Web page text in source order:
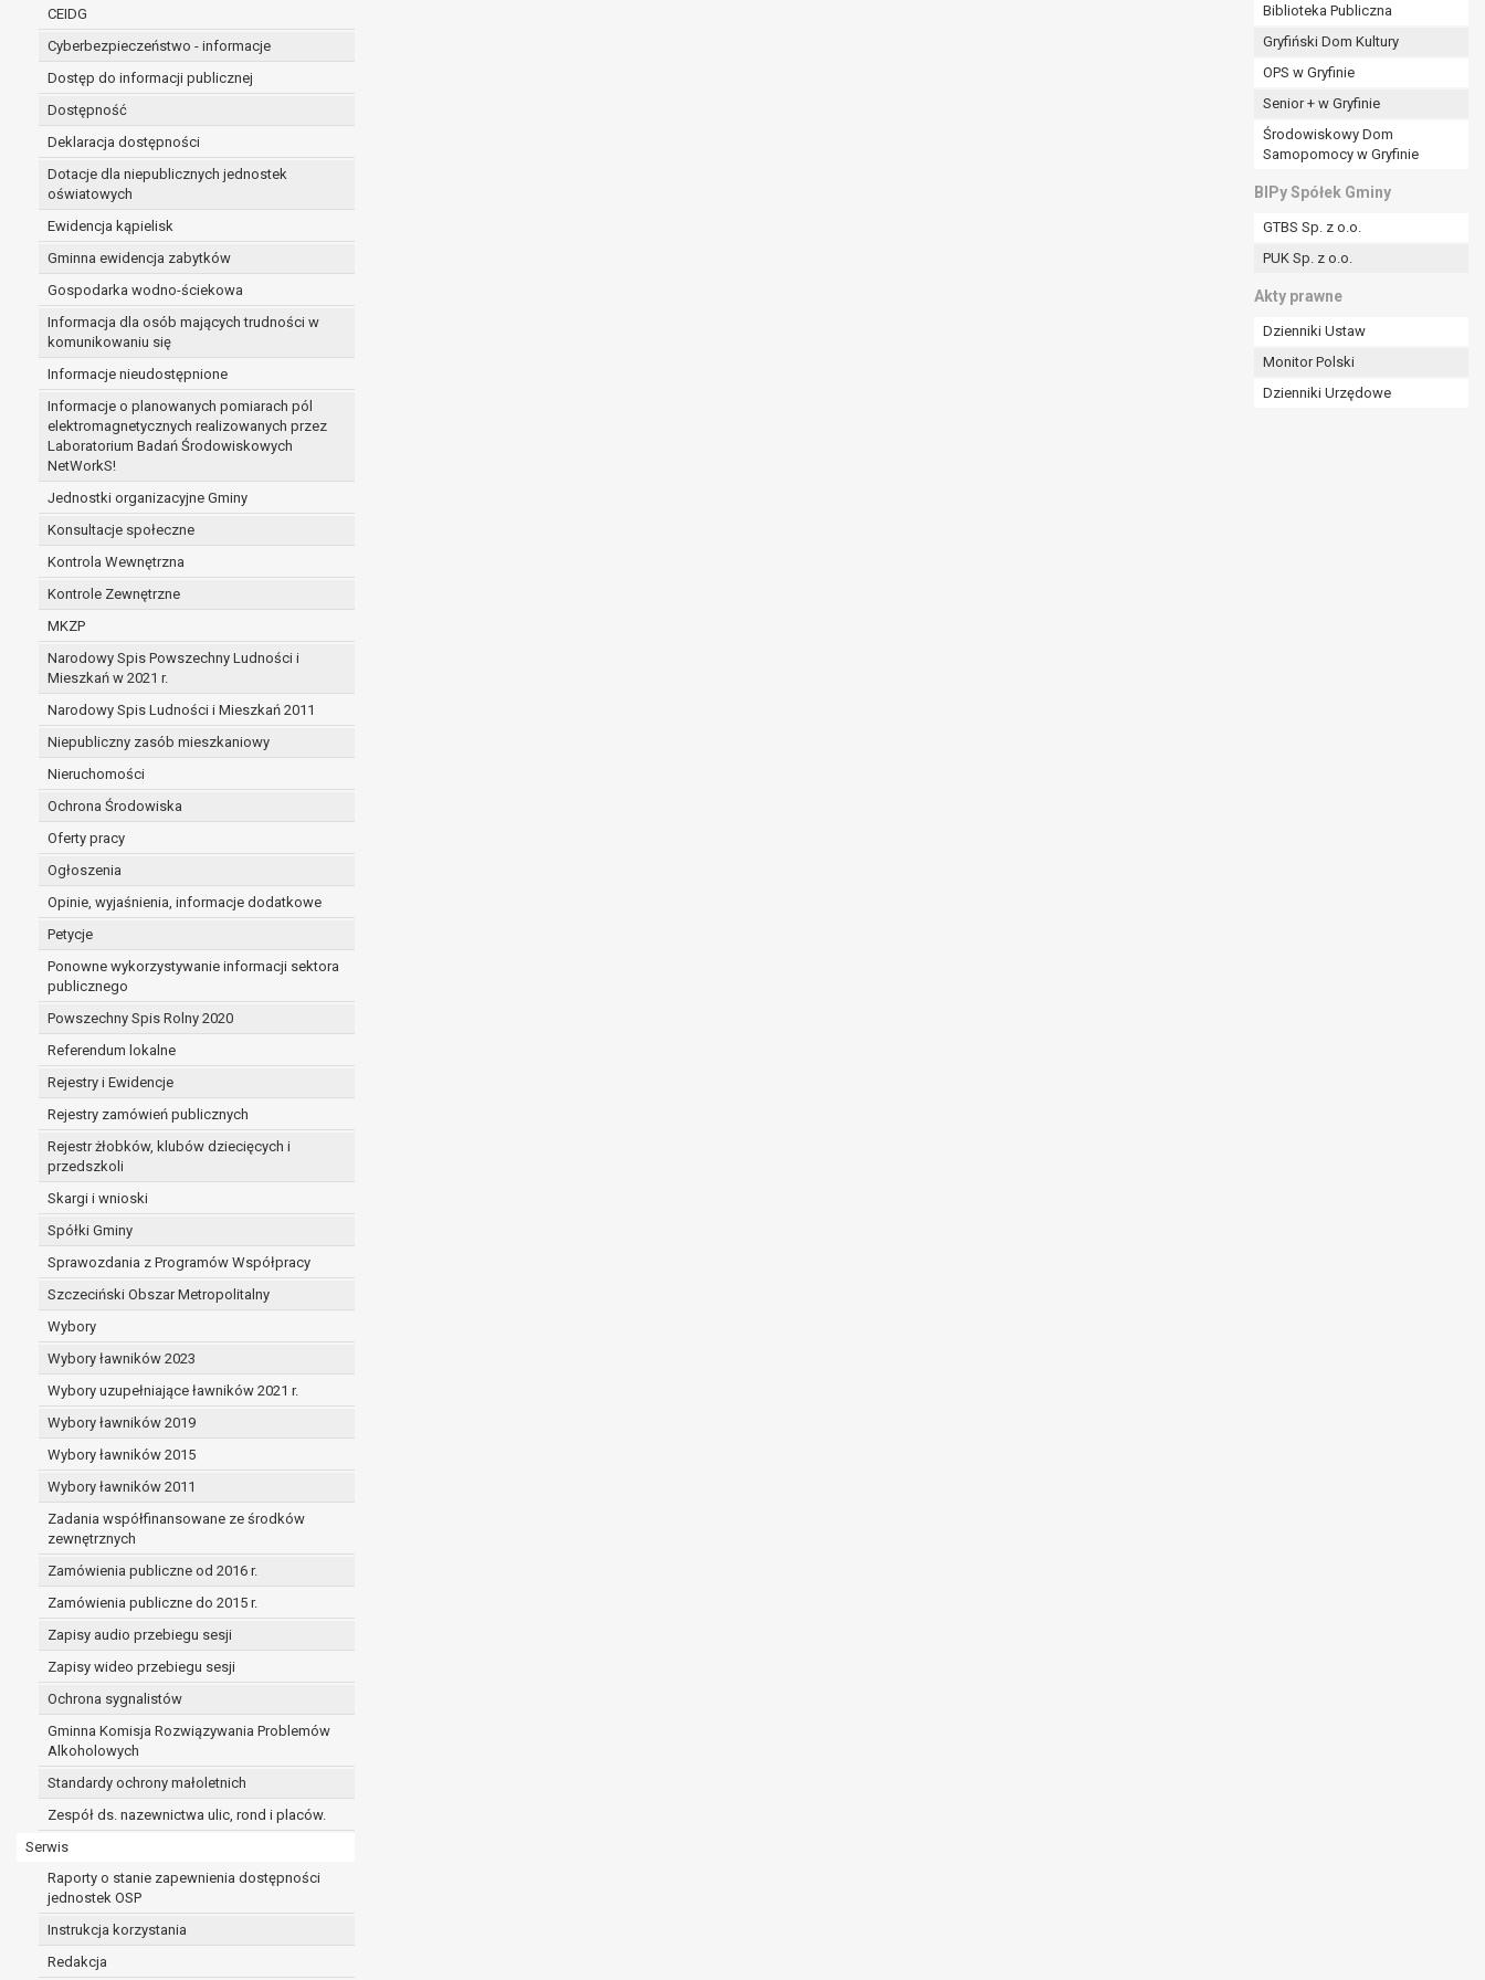
CEIDG
Cyberbezpieczeństwo - informacje
Dostęp do informacji publicznej
Dostępność
Deklaracja dostępności
Dotacje dla niepublicznych jednostek
oświatowych
Ewidencja kąpielisk
Gminna ewidencja zabytków
Gospodarka wodno-ściekowa
Informacja dla osób mających trudności w
komunikowaniu się
Informacje nieudostępnione
Informacje o planowanych pomiarach pól
elektromagnetycznych realizowanych przez
Laboratorium Badań Środowiskowych
NetWorkS!
Jednostki organizacyjne Gminy
Konsultacje społeczne
Kontrola Wewnętrzna
Kontrole Zewnętrzne
MKZP
Narodowy Spis Powszechny Ludności i
Mieszkań w 2021 r.
Narodowy Spis Ludności i Mieszkań 2011
Niepubliczny zasób mieszkaniowy
Nieruchomości
Ochrona Środowiska
Oferty pracy
Ogłoszenia
Opinie, wyjaśnienia, informacje dodatkowe
Petycje
Ponowne wykorzystywanie informacji sektora
publicznego
Powszechny Spis Rolny 2020
Referendum lokalne
Rejestry i Ewidencje
Rejestry zamówień publicznych
Rejestr żłobków, klubów dziecięcych i
przedszkoli
Skargi i wnioski
Spółki Gminy
Sprawozdania z Programów Współpracy
Szczeciński Obszar Metropolitalny
Wybory
Wybory ławników 2023
Wybory uzupełniające ławników 2021 r.
Wybory ławników 2019
Wybory ławników 2015
Wybory ławników 2011
Zadania współfinansowane ze środków
zewnętrznych
Zamówienia publiczne od 2016 r.
Zamówienia publiczne do 2015 r.
Zapisy audio przebiegu sesji
Zapisy wideo przebiegu sesji
Ochrona sygnalistów
Gminna Komisja Rozwiązywania Problemów
Alkoholowych
Standardy ochrony małoletnich
Zespół ds. nazewnictwa ulic, rond i placów.
Serwis
Raporty o stanie zapewnienia dostępności
jednostek OSP
Instrukcja korzystania
Redakcja
Biblioteka Publiczna
Gryfiński Dom Kultury
OPS w Gryfinie
Senior + w Gryfinie
Środowiskowy Dom
Samopomocy w Gryfinie
BIPy Spółek Gminy
GTBS Sp. z o.o.
PUK Sp. z o.o.
Akty prawne
Dzienniki Ustaw
Monitor Polski
Dzienniki Urzędowe
administratorowi bądź
niezbędność przetwarzania do celów wynikających z prawnie uzasadnionych interesów realizowanych przez administratora lub przez stronę trzecią.
Z przyczyn związanych z Pani/Pana szczególną sytuacją. W razie wniesienia sprzeciwu, administrator nie może już przetwarzać tych danych osobowych, chyba że wykaże
on istnienie ważnych prawnie uzasadnionych podstaw do przetwarzania, nadrzędnych wobec interesów, praw i wolności osoby, której dane dotyczą, lub podstaw do
ustalenia, dochodzenia lub obrony roszczeń.
W przypadku gdy przetwarzanie danych osobowych odbywa się na podstawie zgody osoby na przetwarzanie danych osobowych (art. 6 ust. 1 lit a RODO), przysługuje Pani/Panu
prawo do cofnięcia tej zgody w dowolnym momencie. Cofnięcie to nie ma wpływu na zgodność przetwarzania, którego dokonano na podstawie zgody przed jej cofnięciem.
Przysługuje Pani/Panu prawo wniesienia skargi do organu nadzorczego na niezgodne z prawem przetwarzanie Pani/Pana danych osobowych przez administratora.
Organem właściwym do wniesienia skargi jest Prezes Urzędu Ochrony Danych Osobowych.
W zależności od sfery, w której przetwarzane są dane osobowe, podanie danych osobowych jest dobrowolne albo jest wymogiem ustawowym lub umownym.
Pani/Pana dane nie będą poddawane zautomatyzowanemu podejmowaniu decyzji, w tym również profilowaniu.